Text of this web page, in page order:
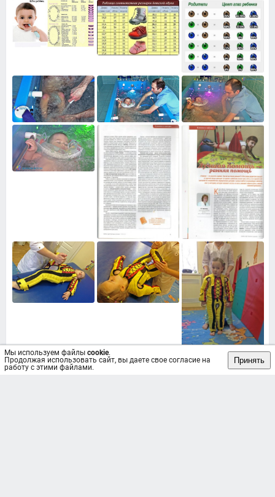
Мы используем файлы cookie.
Продолжая использовать сайт, вы даете свое согласие на
работу с этими файлами.
Принять